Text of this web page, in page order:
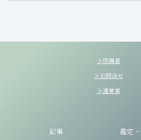
≫投稿者
≫お問合せ
≫運営者
記事
鑑定